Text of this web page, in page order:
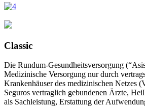
Classic
Die Rundum-Gesundheitsversorgung
Medizinische Versorgung nur durch
Krankenhäuser des medizinischen Netzes
Seguros vertraglich gebundenen Ärzte,
als Sachleistung, Erstattung der